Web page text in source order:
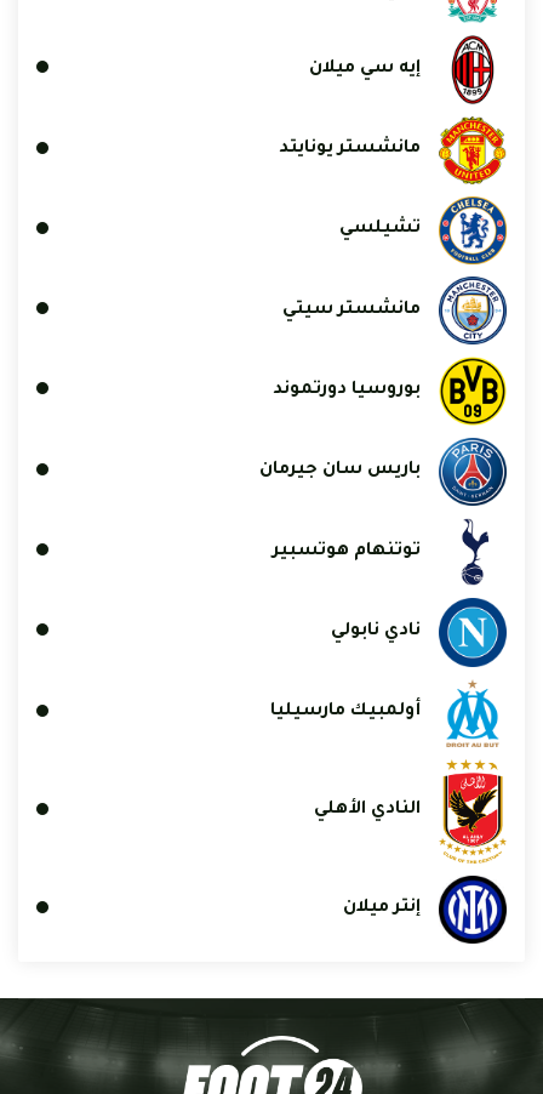
إيه سي ميلان
مانشستر يونايتد
تشيلسي
مانشستر سيتي
بوروسيا دورتموند
باريس سان جيرمان
توتنهام هوتسبير
نادي نابولي
أولمبيك مارسيليا
النادي الأهلي
إنتر ميلان